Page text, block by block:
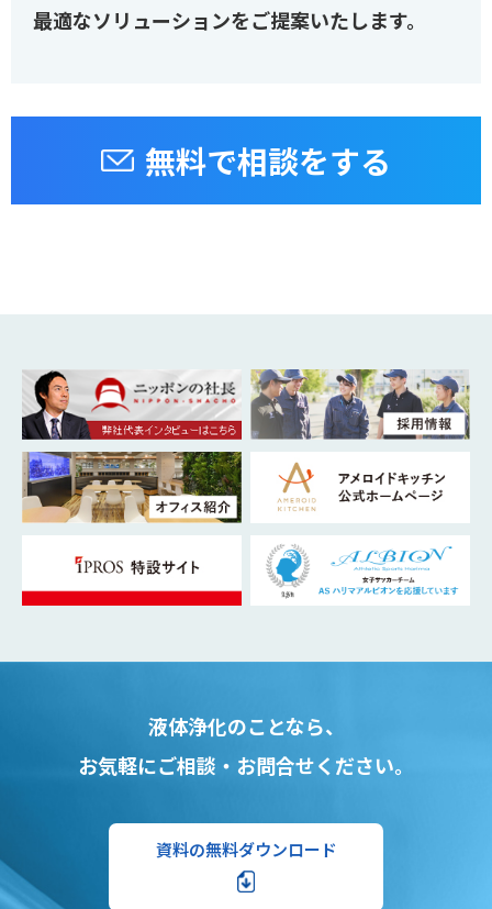
最適なソリューションをご提案いたします。
無料で相談をする
液体浄化のことなら、
お気軽にご相談・お問合せください。
資料の無料ダウンロード